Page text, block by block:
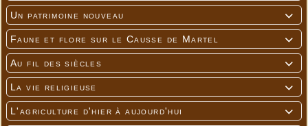

Un patrimoine nouveau

Faune et flore sur le Causse de Martel

Au fil des siècles

La vie religieuse

L'agriculture d'hier à aujourd'hui